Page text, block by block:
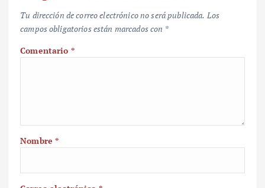
Tu dirección de correo electrónico no será publicada. Los
campos obligatorios están marcados con *
Comentario *
Nombre*